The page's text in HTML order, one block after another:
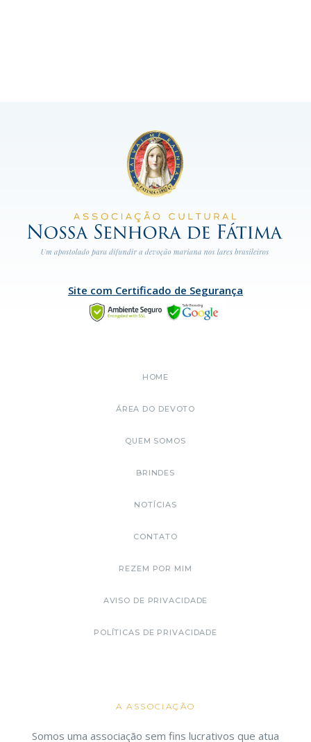
Site com Certificado de Segurança
HOME
ÁREA DO DEVOTO
QUEM SOMOS
BRINDES
NOTÍCIAS
CONTATO
REZEM POR MIM
AVISO DE PRIVACIDADE
POLÍTICAS DE PRIVACIDADE
A ASSOCIAÇÃO
Somos uma associação sem fins lucrativos que atua